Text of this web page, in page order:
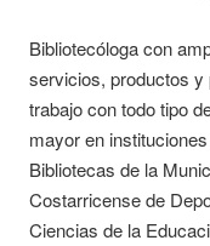
Bibliotecóloga con
servicios, productos
trabajo con todo tipo
mayor en
Bibliotecas de la
Costarricense de
Ciencias de la